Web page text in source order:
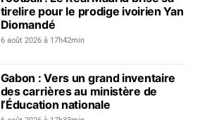
tirelire pour le prodige ivoirien Yan
Diomandé
6 août 2026 à 17h42min
Gabon : Vers un grand inventaire
des carrières au ministère de
l’Éducation nationale